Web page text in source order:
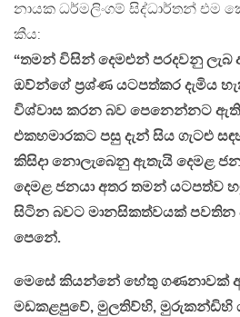
නායක ධර්මලිංගම් සිද්ධාර්තන් එම
කීය:
“තමන් විසින් දෙමළුන් පරදවනු ලැබ
ඔව්න්ගේ ප්‍රශ්ණ යටපත්කර දැමිය
විශ්වාස කරන බව පෙනෙන්නට ඇති
එකහමාරකට පසු දැන් සිය ගැටළු
කිසිදා නොලැබෙනු ඇතැයි දෙමළ
දෙමළ ජනයා අතර තමන් යටපත්ව
සිටින බවට මානසිකත්වයක් පවතින
පෙනේ.
මෙසේ කියන්නේ හේතු ගණනාවක්
මඩකළපුවේ, මුලතිව්හි, මුරුකන්ඩිහි